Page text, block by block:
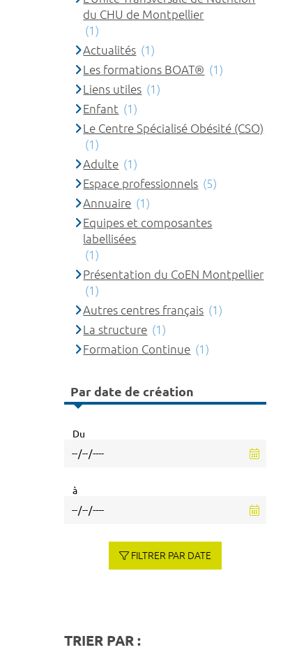
du CHU de Montpellier
(1)
Actualités (1)
Les formations BOAT® (1)
Liens utiles (1)
Enfant (1)
Le Centre Spécialisé Obésité (CSO)
(1)
Adulte (1)
Espace professionnels (5)
Annuaire (1)
Equipes et composantes
labellisées
(1)
Présentation du CoEN Montpellier
(1)
Autres centres français (1)
La structure (1)
Formation Continue (1)
Par date de création
Du
à
FILTRER PAR DATE
TRIER PAR :